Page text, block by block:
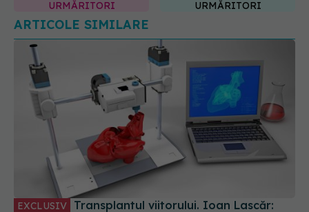
URMĂRITORI URMĂRITORI
ARTICOLE SIMILARE
EXCLUSIV